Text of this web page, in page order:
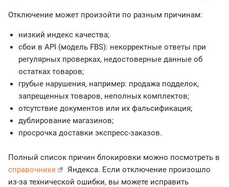
Отключение может произойти по разным причинам:
низкий индекс качества;
сбои в API (модель FBS): некорректные ответы при
регулярных проверках, недостоверные данные об
остатках товаров;
грубые нарушения, например: продажа подделок,
запрещенных товаров, неполных комплектов;
отсутствие документов или их фальсификация;
дублирование магазинов;
просрочка доставки экспресс-заказов.
Полный список причин блокировки можно посмотреть в
справочнике
Яндекса. Если отключение произошло
из-за технической ошибки, вы можете исправить